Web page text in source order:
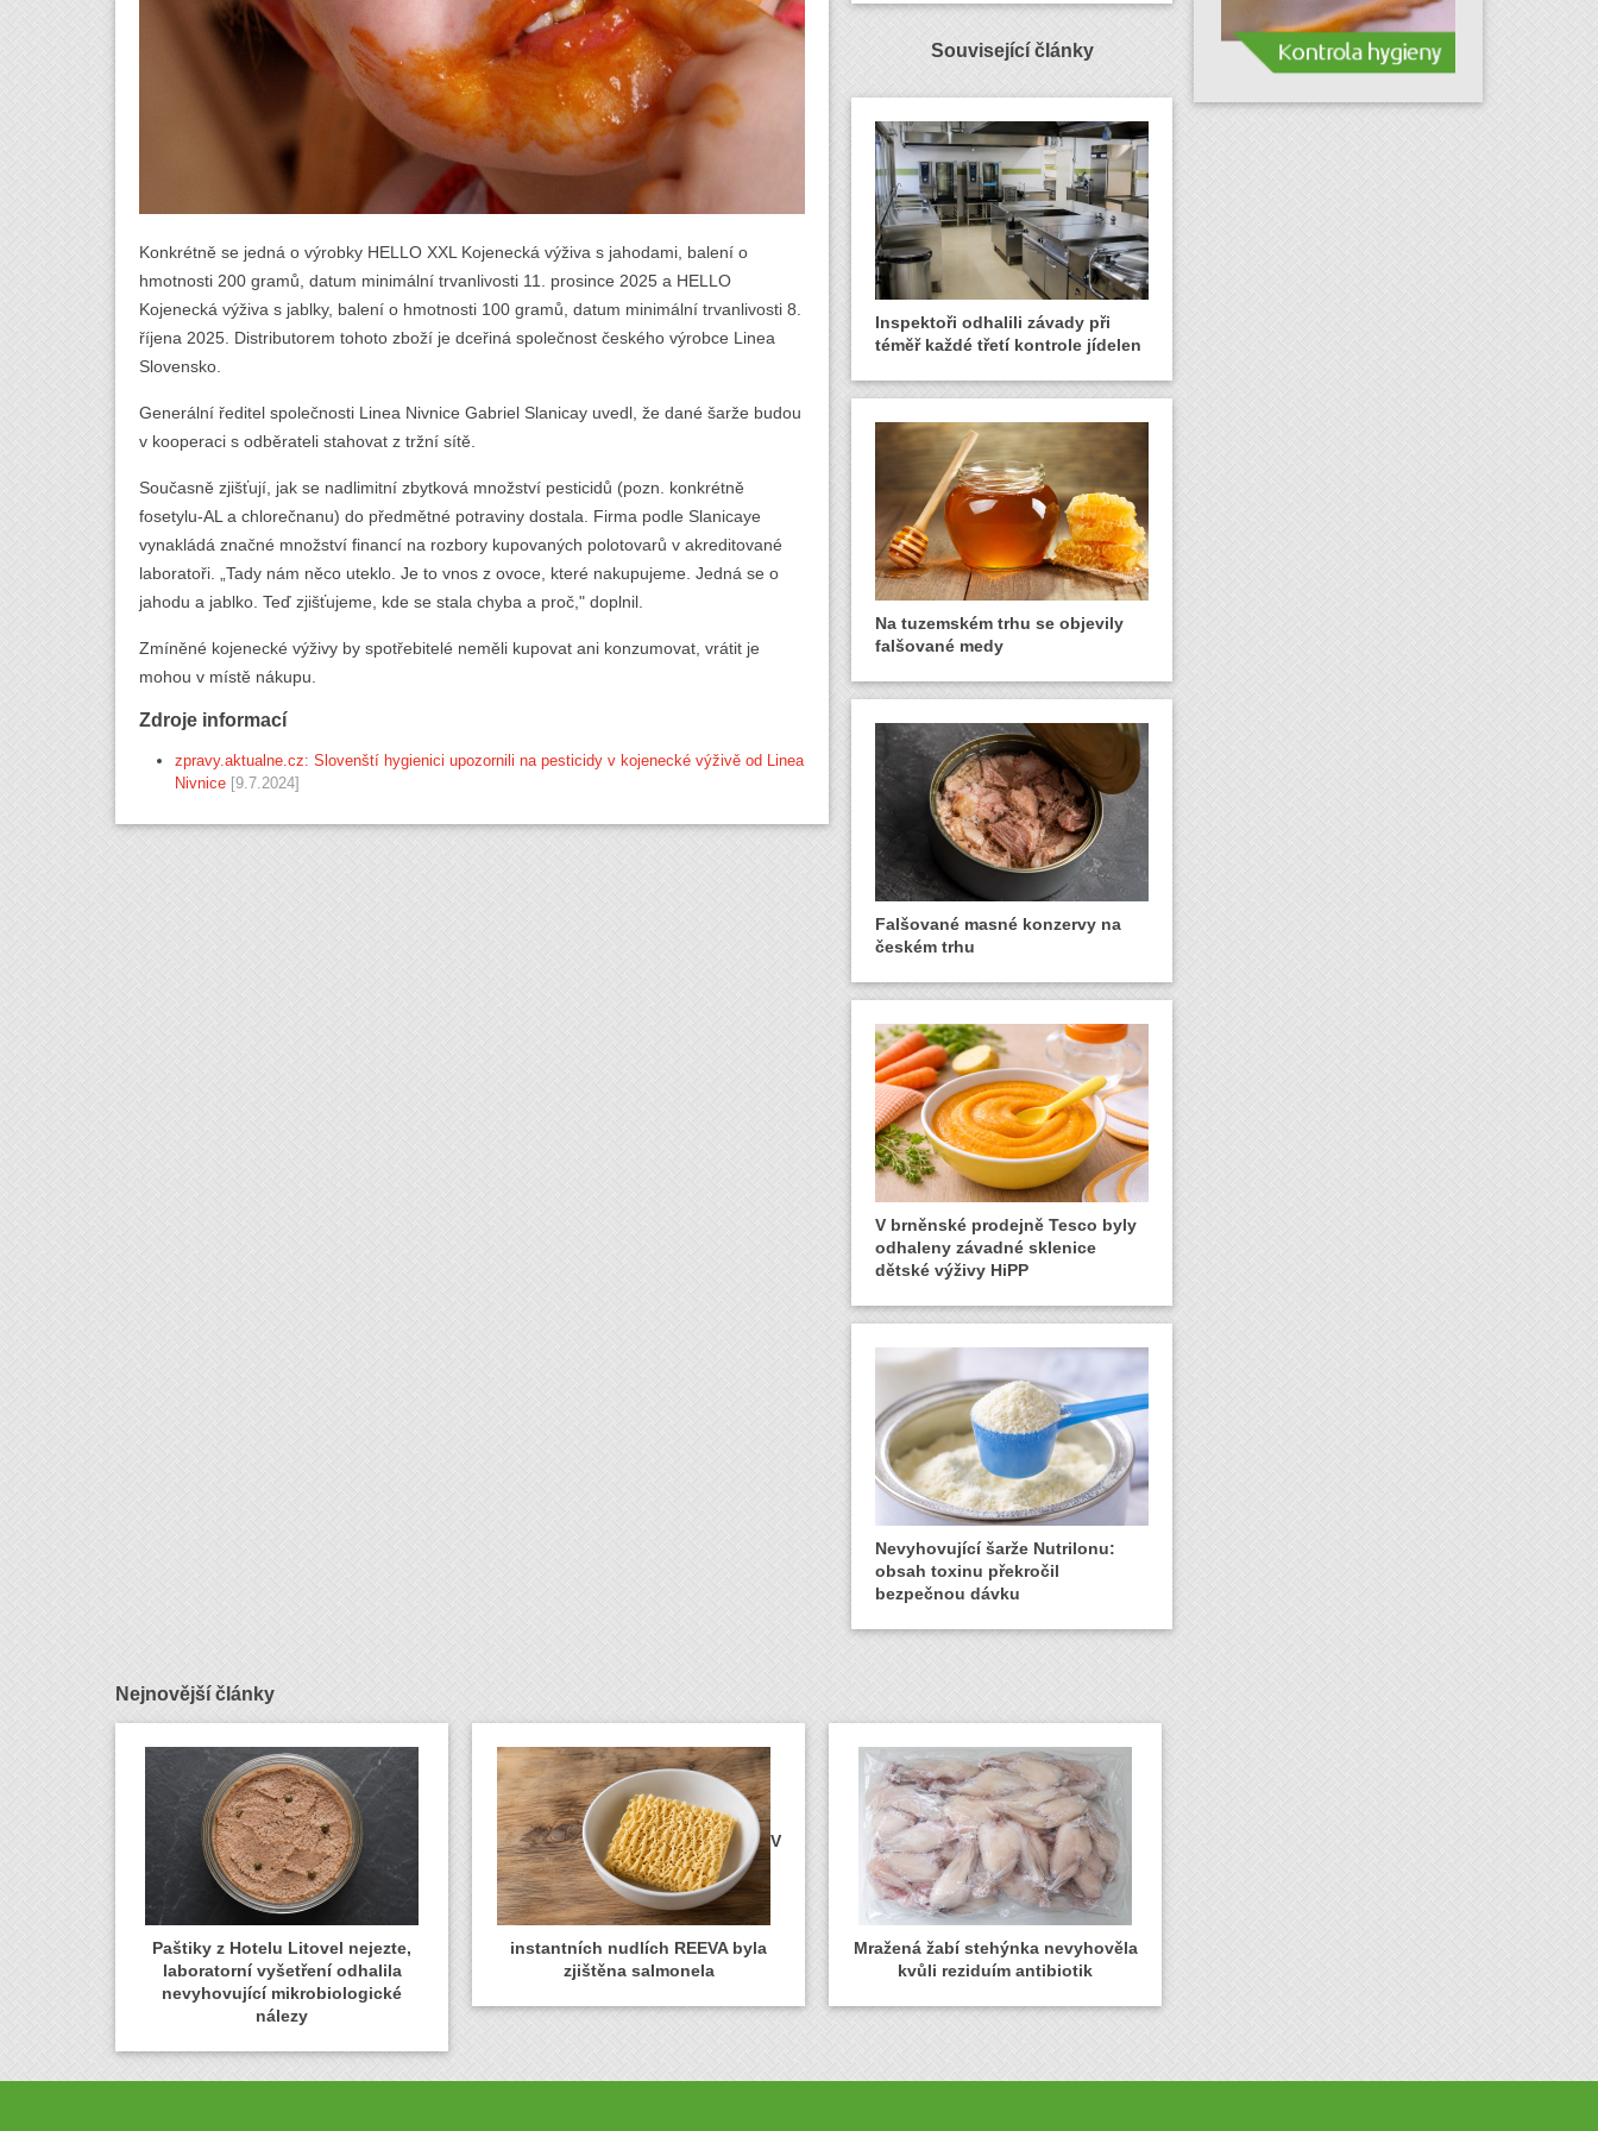
Konkrétně se jedná o výrobky HELLO XXL Kojenecká výživa s jahodami, balení o
hmotnosti 200 gramů, datum minimální trvanlivosti 11. prosince 2025 a HELLO
Kojenecká výživa s jablky, balení o hmotnosti 100 gramů, datum minimální trvanlivosti 8.
říjena 2025. Distributorem tohoto zboží je dceřiná společnost českého výrobce Linea
Slovensko.
Generální ředitel společnosti Linea Nivnice Gabriel Slanicay uvedl, že dané šarže budou
v kooperaci s odběrateli stahovat z tržní sítě.
Současně zjišťují, jak se nadlimitní zbytková množství pesticidů (pozn. konkrétně
fosetylu-AL a chlorečnanu) do předmětné potraviny dostala. Firma podle Slanicaye
vynakládá značné množství financí na rozbory kupovaných polotovarů v akreditované
laboratoři. „Tady nám něco uteklo. Je to vnos z ovoce, které nakupujeme. Jedná se o
jahodu a jablko. Teď zjišťujeme, kde se stala chyba a proč," doplnil.
Zmíněné kojenecké výživy by spotřebitelé neměli kupovat ani konzumovat, vrátit je
mohou v místě nákupu.
Zdroje informací
zpravy.aktualne.cz: Slovenští hygienici upozornili na pesticidy v kojenecké výživě od Linea
Nivnice [9.7.2024]
Související články
Inspektoři odhalili závady při
téměř každé třetí kontrole jídelen
Na tuzemském trhu se objevily
falšované medy
Falšované masné konzervy na
českém trhu
V brněnské prodejně Tesco byly
odhaleny závadné sklenice
dětské výživy HiPP
Nevyhovující šarže Nutrilonu:
obsah toxinu překročil
bezpečnou dávku
Nejnovější články
Paštiky z Hotelu Litovel nejezte,
laboratorní vyšetření odhalila
nevyhovující mikrobiologické
nálezy
V
instantních nudlích REEVA byla
zjištěna salmonela
Mražená žabí stehýnka nevyhověla
kvůli reziduím antibiotik